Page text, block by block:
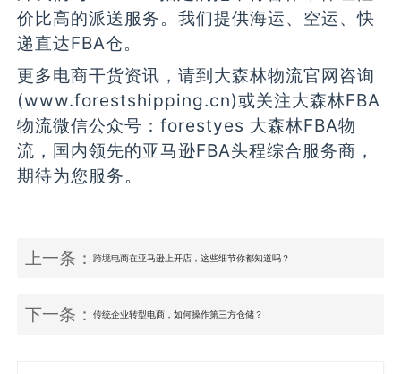
价比高的派送服务。我们提供海运、空运、快
递直达FBA仓。
更多电商干货资讯，请到大森林物流官网咨询
(www.forestshipping.cn)或关注大森林FBA
物流微信公众号：forestyes 大森林FBA物
流，国内领先的亚马逊FBA头程综合服务商，
期待为您服务。
上一条：跨境电商在亚马逊上开店，这些细节你都知道吗？
下一条：传统企业转型电商，如何操作第三方仓储？